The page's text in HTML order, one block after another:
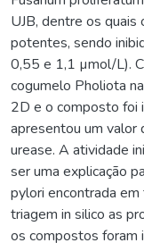
UJB, dentre os
potentes, sendo
0,55 e 1,1 µmol/L).
cogumelo Pholiota
2D e o composto foi
apresentou um
urease. A atividade
ser uma explicação
pylori encontrada
triagem in silico as
os compostos foram